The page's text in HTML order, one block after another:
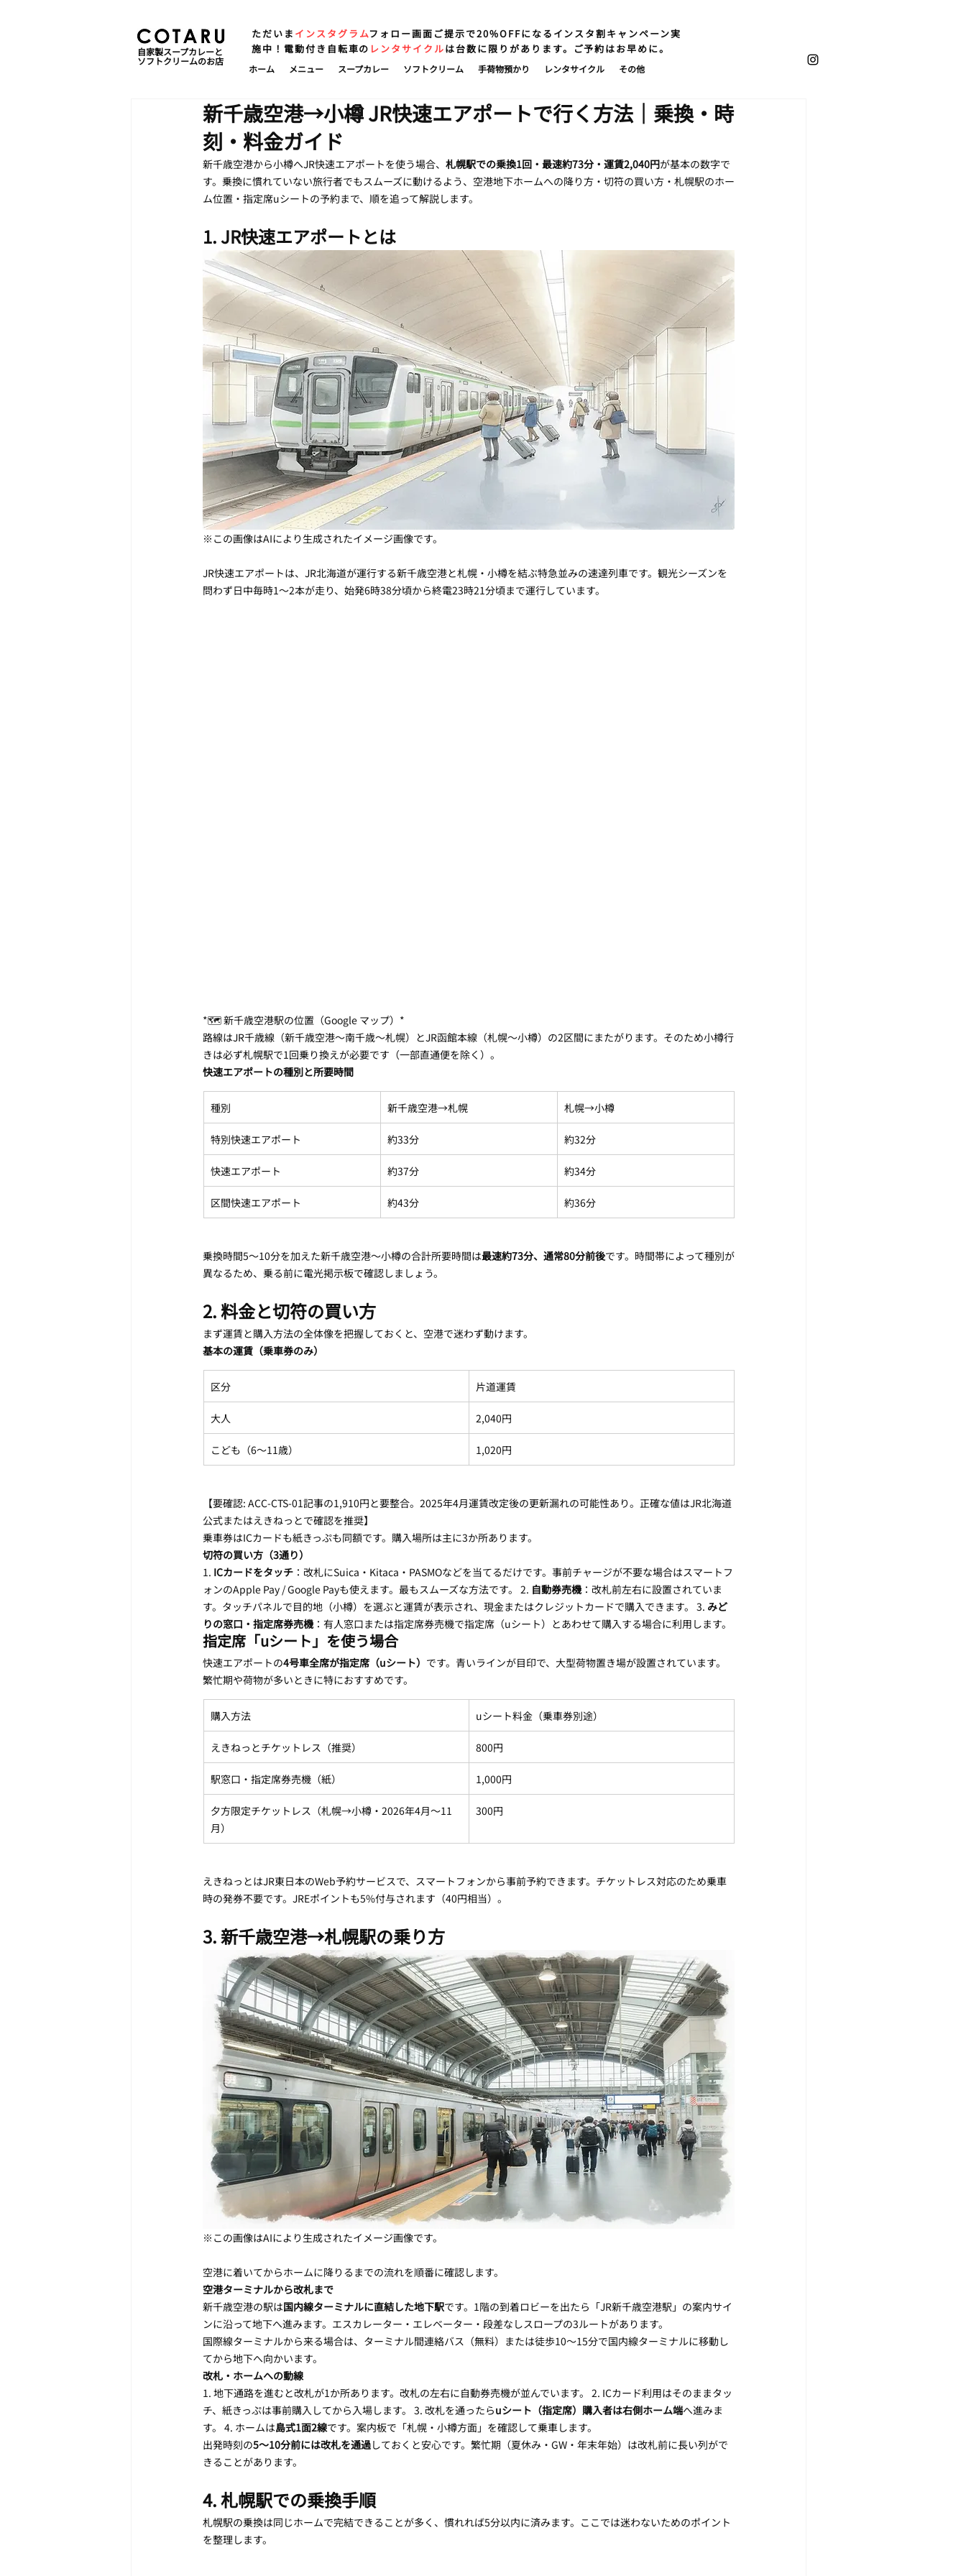
自家製スープカレーと
ソフトクリームのお店
ただいま インスタグラムフォロー画面ご提示で20%OFFになるインスタ割キャンペーン実
施中！電動付き自転車の レンタサイクルは台数に限りがあります。ご予約はお早めに。
ホーム メニュー スープカレー ソフトクリーム 手荷物預かり レンタサイクル その他
新千歳空港→小樽 JR快速エアポートで行く方法｜乗換・時
刻・料金ガイド
新千歳空港から小樽へJR快速エアポートを使う場合、 札幌駅での乗換1回・最速約73分・運賃2,040円が基本の数字で
す。乗換に慣れていない旅行者でもスムーズに動けるよう、空港地下ホームへの降り方・切符の買い方・札幌駅のホー
ム位置・指定席uシートの予約まで、順を追って解説します。
1. JR快速エアポートとは
※この画像はAIにより生成されたイメージ画像です。
JR快速エアポートは、JR北海道が運行する新千歳空港と札幌・小樽を結ぶ特急並みの速達列車です。観光シーズンを
問わず日中毎時1〜2本が走り、始発6時38分頃から終電23時21分頃まで運行しています。
*🗺️ 新千歳空港駅の位置（Google マップ）*
路線はJR千歳線（新千歳空港〜南千歳〜札幌）とJR函館本線（札幌〜小樽）の2区間にまたがります。そのため小樽行
きは必ず札幌駅で1回乗り換えが必要です（一部直通便を除く）。
快速エアポートの種別と所要時間
種別 新千歳空港→札幌 札幌→小樽
特別快速エアポート 約33分 約32分
快速エアポート 約37分 約34分
区間快速エアポート 約43分 約36分
乗換時間5〜10分を加えた新千歳空港〜小樽の合計所要時間は最速約73分、通常80分前後です。時間帯によって種別が
異なるため、乗る前に電光掲示板で確認しましょう。
2. 料金と切符の買い方
まず運賃と購入方法の全体像を把握しておくと、空港で迷わず動けます。
基本の運賃（乗車券のみ）
区分 片道運賃
大人 2,040円
こども（6〜11歳） 1,020円
【要確認: ACC-CTS-01記事の1,910円と要整合。2025年4月運賃改定後の更新漏れの可能性あり。正確な値はJR北海道
公式またはえきねっとで確認を推奨】
乗車券はICカードも紙きっぷも同額です。購入場所は主に3か所あります。
切符の買い方（3通り）
1. ICカードをタッチ ：改札にSuica・Kitaca・PASMOなどを当てるだけです。事前チャージが不要な場合はスマートフ
ォンのApple Pay / Google Payも使えます。最もスムーズな方法です。 2. 自動券売機 ：改札前左右に設置されていま
す。タッチパネルで目的地（小樽）を選ぶと運賃が表示され、現金またはクレジットカードで購入できます。 3. みど
りの窓口・指定席券売機 ：有人窓口または指定席券売機で指定席（uシート）とあわせて購入する場合に利用します。
指定席「uシート」を使う場合
快速エアポートの4号車全席が指定席（uシート） です。青いラインが目印で、大型荷物置き場が設置されています。
繁忙期や荷物が多いときに特におすすめです。
購入方法 uシート料金（乗車券別途）
えきねっとチケットレス（推奨） 800円
駅窓口・指定席券売機（紙） 1,000円
夕方限定チケットレス（札幌→小樽・2026年4月〜11
月）
300円
えきねっとはJR東日本のWeb予約サービスで、スマートフォンから事前予約できます。チケットレス対応のため乗車
時の発券不要です。JREポイントも5%付与されます（40円相当）。
3. 新千歳空港→札幌駅の乗り方
※この画像はAIにより生成されたイメージ画像です。
空港に着いてからホームに降りるまでの流れを順番に確認します。
空港ターミナルから改札まで
新千歳空港の駅は国内線ターミナルに直結した地下駅です。1階の到着ロビーを出たら「JR新千歳空港駅」の案内サイ
ンに沿って地下へ進みます。エスカレーター・エレベーター・段差なしスロープの3ルートがあります。
国際線ターミナルから来る場合は、ターミナル間連絡バス（無料）または徒歩10〜15分で国内線ターミナルに移動し
てから地下へ向かいます。
改札・ホームへの動線
1. 地下通路を進むと改札が1か所あります。改札の左右に自動券売機が並んでいます。 2. ICカード利用はそのままタッ
チ、紙きっぷは事前購入してから入場します。 3. 改札を通ったらuシート（指定席）購入者は右側ホーム端へ進みま
す。 4. ホームは島式1面2線です。案内板で「札幌・小樽方面」を確認して乗車します。
出発時刻の5〜10分前には改札を通過しておくと安心です。繁忙期（夏休み・GW・年末年始）は改札前に長い列がで
きることがあります。
4. 札幌駅での乗換手順
札幌駅の乗換は同じホームで完結できることが多く、慣れれば5分以内に済みます。ここでは迷わないためのポイント
を整理します。